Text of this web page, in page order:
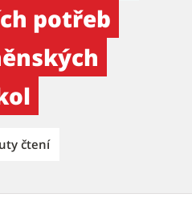
potřeb
čtení